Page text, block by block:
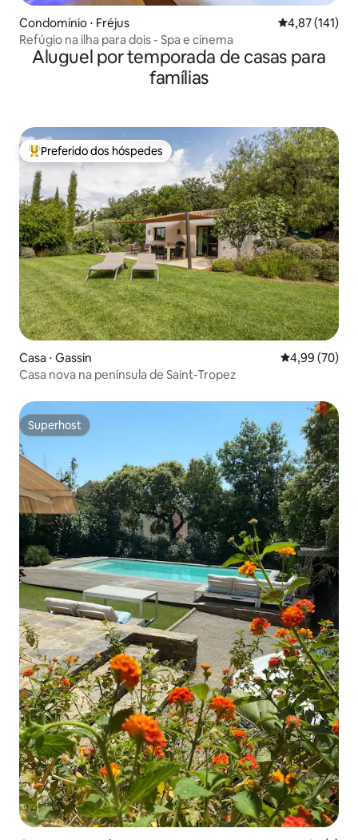
Condomínio ⋅ Fréjus 4,87 de uma
4,87 (141)
Refúgio na ilha para dois - Spa e cinema
Aluguel por temporada de casas para
famílias
Entre os melhores preferidos dos hóspedes
Preferido dos hóspedes
Casa ⋅ Gassin 4,99 de uma
4,99 (70)
Casa nova na península de Saint-Tropez
Superhost
Superhost